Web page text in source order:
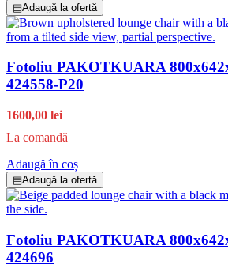
▤Adaugă la ofertă
Fotoliu PAKOTKUARA
424558-P20
1600,00 lei
La comandă
Adaugă în coș
▤Adaugă la ofertă
Fotoliu PAKOTKUARA
424696